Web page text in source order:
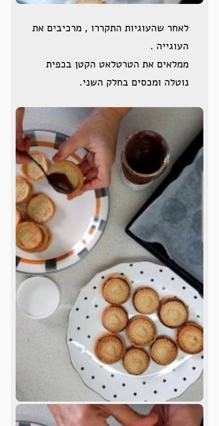
לאחר שהעוגיות התקררו , מרכיבים את
העוגייה .
ממלאים את הטרטלאט הקטן בכפית
נוטלה ומכסים בחלק השני.